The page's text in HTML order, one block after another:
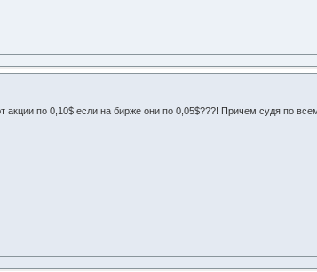
акции по 0,10$ если на бирже они по 0,05$???! Причем судя по